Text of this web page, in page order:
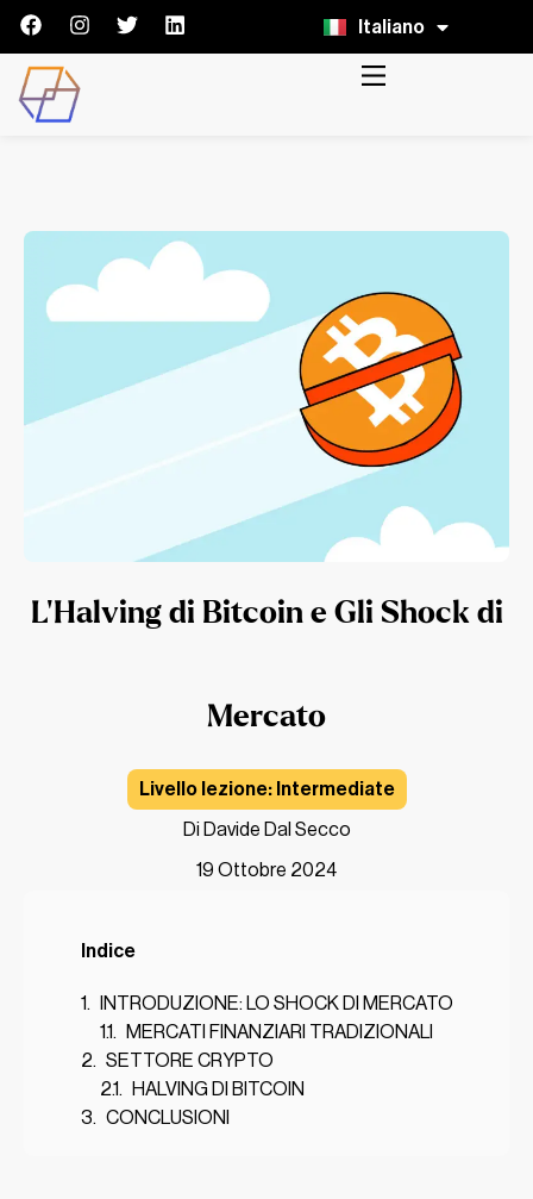
Italiano
English
L’Halving di Bitcoin e Gli Shock di
Mercato
Intermediate
Di Davide Dal Secco
19 Ottobre 2024
Indice
INTRODUZIONE: LO SHOCK DI MERCATO
MERCATI FINANZIARI TRADIZIONALI
SETTORE CRYPTO
HALVING DI BITCOIN
CONCLUSIONI